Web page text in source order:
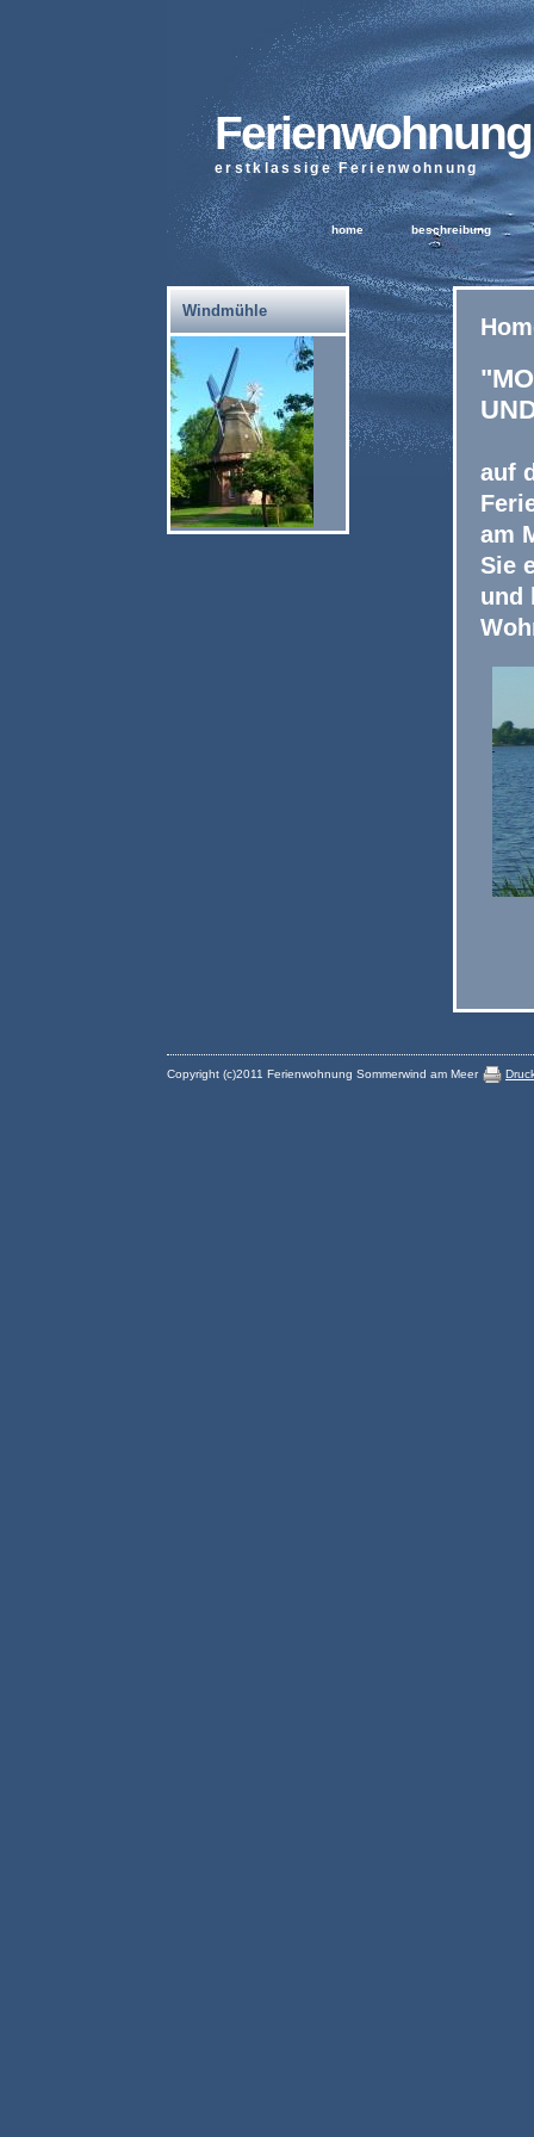
erstklassige Ferienwohnung
home beschreibung
Windmühle
auf
am
Sie
und
Copyright (c)2011 Ferienwohnung Sommerwind am Meer